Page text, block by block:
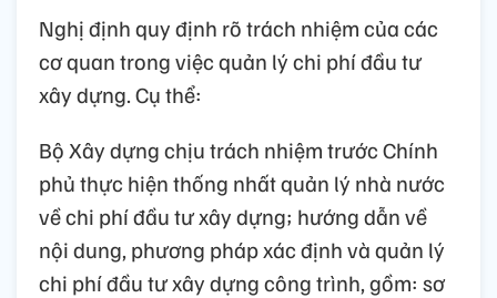
Nghị định quy định rõ trách nhiệm của các
cơ quan trong việc quản lý chi phí đầu tư
xây dựng. Cụ thể:
Bộ Xây dựng chịu trách nhiệm trước Chính
phủ thực hiện thống nhất quản lý nhà nước
về chi phí đầu tư xây dựng; hướng dẫn về
nội dung, phương pháp xác định và quản lý
chi phí đầu tư xây dựng công trình, gồm: sơ